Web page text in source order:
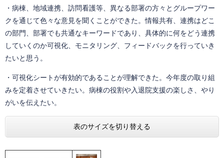
・病棟、地域連携、訪問看護等、異なる部署の方々とグループワー
クを通じて色々な意見を聞くことができた。情報共有、連携はどこ
の部門、部署でも共通なキーワードであり、具体的に何をどう連携
していくのか可視化、モニタリング、フィードバックを行っていき
たいと思う。
・可視化シートが有効的であることが理解できた。今年度の取り組
みを定着させていきたい。病棟の役割や入退院支援の楽しさ、やり
がいを伝えたい。
表のサイズを切り替える